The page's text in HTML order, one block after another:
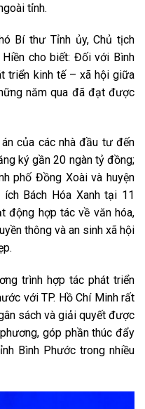
tỉnh.
Bí thư Tỉnh ủy, Chủ tịch
Hiền cho biết: Đối với Bình
triển kinh tế – xã hội giữa
năm qua đã đạt được
của các nhà đầu tư đến
ký gần 20 ngàn tỷ đồng;
phố Đồng Xoài và huyện
Bách Hóa Xanh tại 11
động hợp tác về văn hóa,
thông và an sinh xã hội
trình hợp tác phát triển
với TP. Hồ Chí Minh rất
sách và giải quyết được
góp phần thúc đẩy
Bình Phước trong nhiều